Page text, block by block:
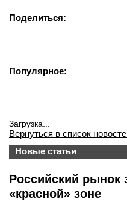
Поделиться:
Популярное:
Загрузка...
Вернуться в список
Новые статьи
Российский рынок
«красной» зоне